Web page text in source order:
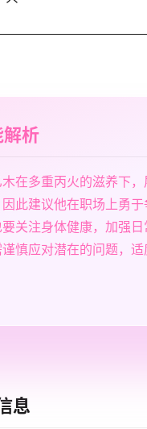
析
在多重丙火的滋养下
此建议他在职场上勇
关注身体健康，加强
慎应对潜在的问题，
息